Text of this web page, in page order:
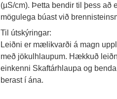
(µS/cm). Þetta bendir til þess að
mögulega búast við
Til útskýringar:
Leiðni er mælikvarði á magn
með jökulhlaupum. Hækkuð
einkenni Skaftárhlaupa og
berast í ána.